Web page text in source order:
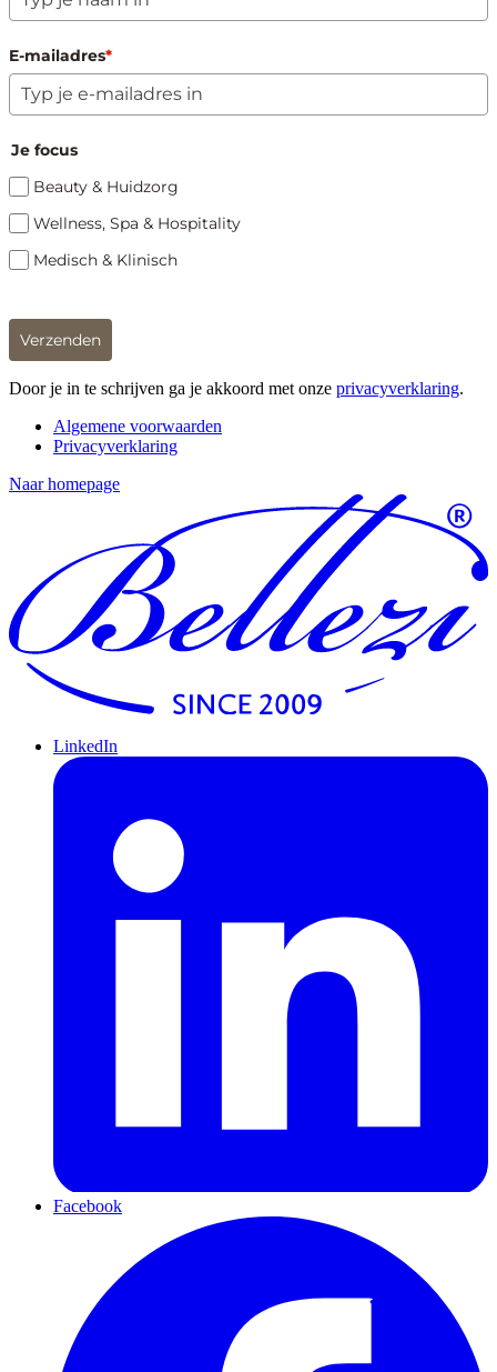
E-mailadres*
Je focus
Beauty & Huidzorg
Wellness, Spa & Hospitality
Medisch & Klinisch
Verzenden
Door je in te schrijven ga je akkoord met onze privacyverklaring.
Algemene voorwaarden
Privacyverklaring
Naar homepage
LinkedIn
Facebook